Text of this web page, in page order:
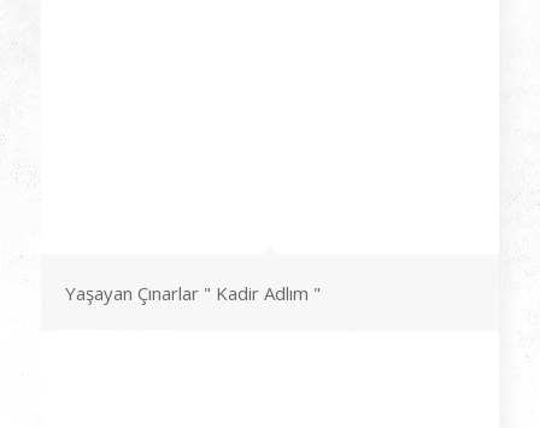
Yaşayan Çınarlar " Kadir Adlım "